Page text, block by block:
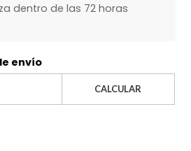
dentro de las 72 horas
envío
CALCULAR